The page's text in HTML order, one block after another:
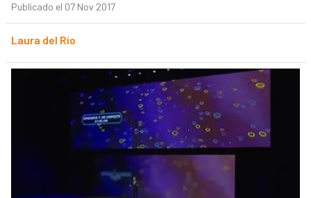
Publicado el 07 Nov 2017
Laura del Río